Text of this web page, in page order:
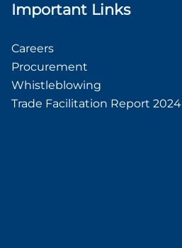
Important Links
Careers
Procurement
Whistleblowing
Trade Facilitation Report 2024